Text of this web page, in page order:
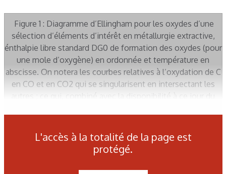
Figure 1 : Diagramme d’Ellingham pour les oxydes d’une
sélection d’éléments d’intérêt en métallurgie extractive,
énthalpie libre standard DG0 de formation des oxydes (pour
une mole d’oxygène) en ordonnée et température en
abscisse. On notera les courbes relatives à l’oxydation de C
en CO et en CO2 qui se singularisent en intersectant les
autres ; ce qui, combiné avec la disponibilité à ce jour du
Figure 2 : Diagramme d’Ellingham d’après les Techniques
de l’Ingénieur M 1630. L’effet de l’abaissement de la
L'accès à la totalité de la page est
protégé.